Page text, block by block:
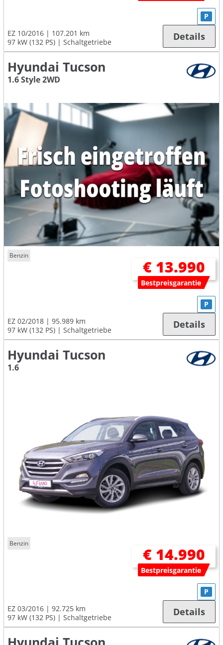
EZ 10/2016
107.201 km
97 kW (132 PS)
Schaltgetriebe
P
Details
Hyundai Tucson
1.6 Style 2WD
Benzin
€ 13.990
Bestpreisgarantie
EZ 02/2018
95.989 km
97 kW (132 PS)
Schaltgetriebe
P
Details
Hyundai Tucson
1.6
Benzin
€ 14.990
Bestpreisgarantie
EZ 03/2016
92.725 km
97 kW (132 PS)
Schaltgetriebe
P
Details